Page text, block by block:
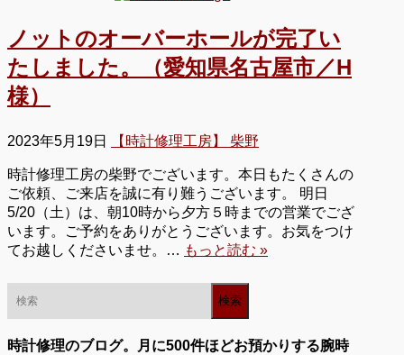
ノットのオーバーホールが完了い
たしました。（愛知県名古屋市／H
様）
2023年5月19日 【時計修理工房】 柴野
時計修理工房の柴野でございます。本日もたくさんの
ご依頼、ご来店を誠に有り難うございます。 明日
5/20（土）は、朝10時から夕方５時までの営業でござ
います。ご予約をありがとうございます。お気をつけ
てお越しくださいませ。… もっと読む »
時計修理のブログ。月に500件ほどお預かりする腕時